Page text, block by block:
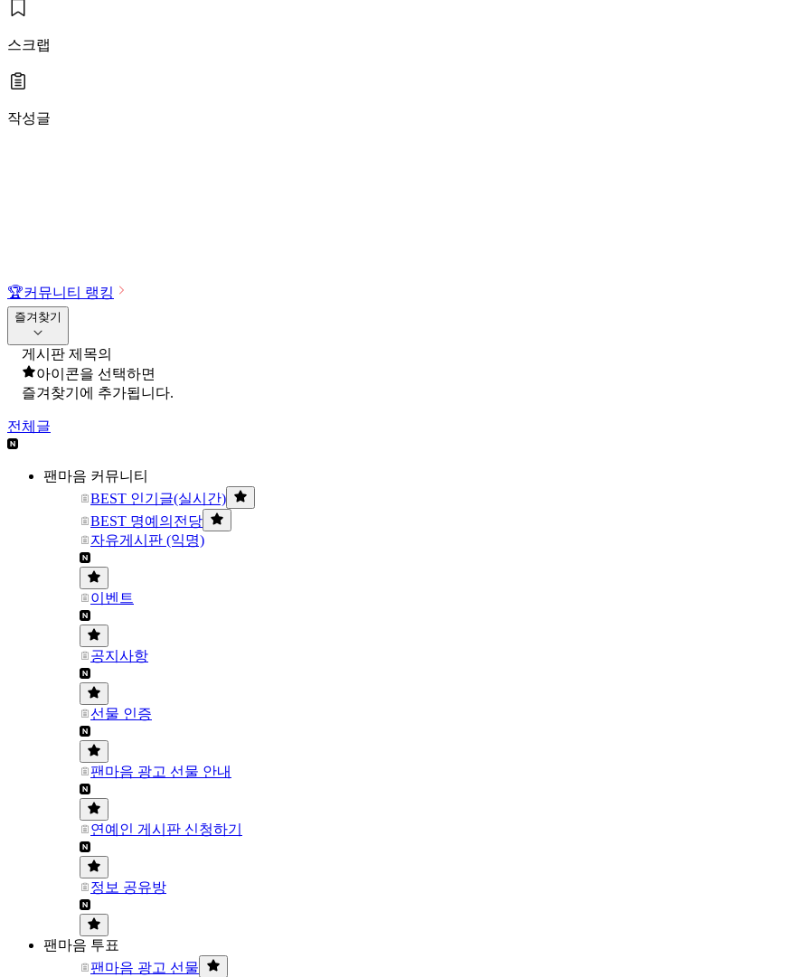
스크랩
작성글
🏆커뮤니티 랭킹
즐겨찾기
게시판 제목의
아이콘을 선택하면
즐겨찾기에 추가됩니다.
전체글
팬마음 커뮤니티
BEST 인기글(실시간)
BEST 명예의전당
자유게시판 (익명)
이벤트
공지사항
선물 인증
팬마음 광고 선물 안내
연예인 게시판 신청하기
정보 공유방
팬마음 투표
팬마음 광고 선물